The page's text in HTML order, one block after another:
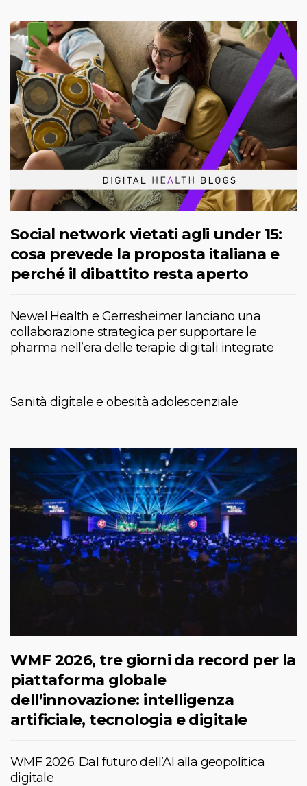
Social network vietati agli under 15:
cosa prevede la proposta italiana e
perché il dibattito resta aperto
Newel Health e Gerresheimer lanciano una
collaborazione strategica per supportare le
pharma nell’era delle terapie digitali integrate
Sanità digitale e obesità adolescenziale
WMF 2026, tre giorni da record per la
piattaforma globale
dell’innovazione: intelligenza
artificiale, tecnologia e digitale
WMF 2026: Dal futuro dell’AI alla geopolitica
digitale